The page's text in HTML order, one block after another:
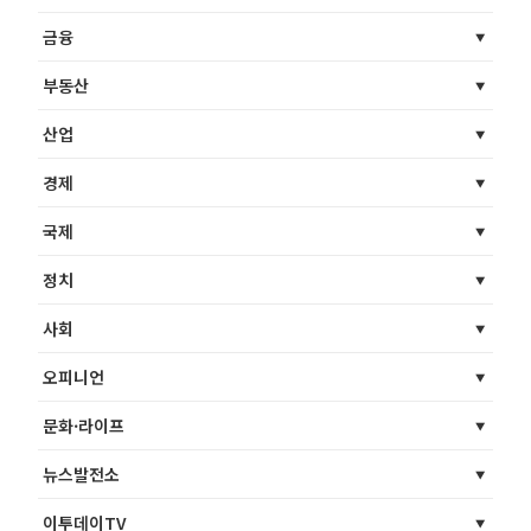
금융
부동산
산업
경제
국제
정치
사회
오피니언
문화·라이프
뉴스발전소
이투데이TV